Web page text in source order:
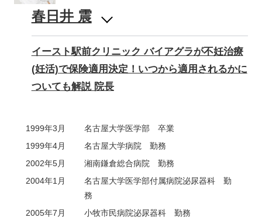
春日井 震
イースト駅前クリニック バイアグラが不妊治療
(妊活)で保険適用決定！いつから適用されるかに
ついても解説 院長
1999年3月
名古屋大学医学部 卒業
1999年4月
名古屋大学病院 勤務
2002年5月
湘南鎌倉総合病院 勤務
2004年1月
名古屋大学医学部付属病院泌尿器科 勤
務
2005年7月
小牧市民病院泌尿器科 勤務